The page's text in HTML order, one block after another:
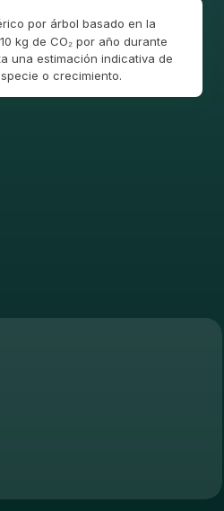
por árbol basado en la
kg de CO₂ por año durante
una estimación indicativa de
o crecimiento.